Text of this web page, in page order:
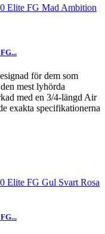
för dem som
mest lyhörda
med en 3/4-längd Air
exakta specifikationerna